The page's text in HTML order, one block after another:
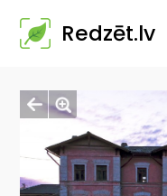
Redzēt.lv